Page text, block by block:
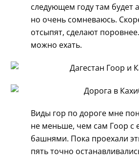
следующем году там будет
но очень сомневаюсь.
отсыпят, сделают
можно ехать.
Виды гор по дороге мне
не меньше, чем сам Гоор с
башнями. Пока проехали
пять точно